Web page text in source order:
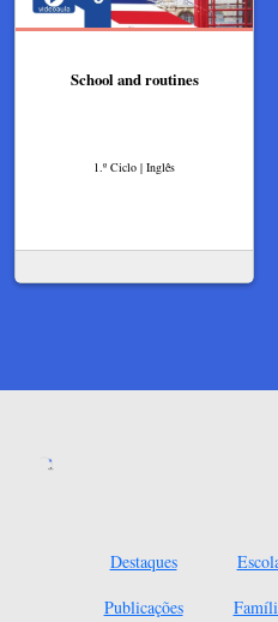
School and routines
1.º Ciclo | Inglês
Destaques
Publicações